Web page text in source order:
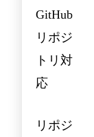
GitHub
リポジ
トリ対
応
リポジ